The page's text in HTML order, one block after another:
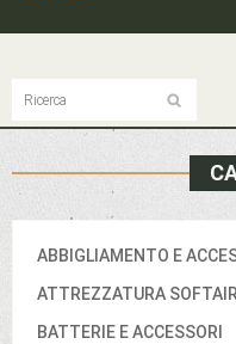
ABBIGLIAMENTO E
ATTREZZATURA SOFTAIR
BATTERIE E ACCESSORI